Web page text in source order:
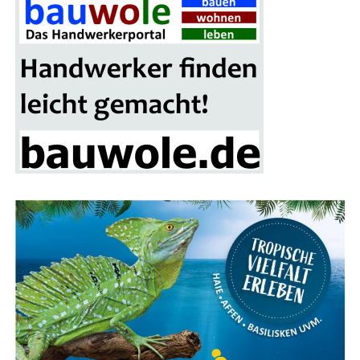
Auf­wen­dun­gen abde­cken. Hier­zu zäh­len Aus­ga­ben für
die Ein­rich­tung und Unter­hal­tung eines oder meh­re­rer
Wahl­kreis­be­treu­ung. Aus der Kos­ten­pau­scha­le bestrei­
tet der Abge­ord­ne­te auch die Aus­ga­ben für die Zweit­
woh­nung am Sitz des Parlaments.
Die Pau­scha­le wird jähr­lich zum 1. Janu­ar an die Lebens­
hal­tungs­kos­ten ange­passt und liegt der­zeit bei
ten­ra­tes). Kos­ten, die dar­über hin­aus­ge­hen, kön­nen
nicht steu­er­lich abge­setzt wer­den, denn es gibt für den
Abge­ord­ne­ten kei­ne „Wer­bungs­kos­ten“. Der Gesetz­ge­
ber hat sich für die Kos­ten­pau­scha­le ent­schie­den, da
die­se dem in der Ver­fas­sung ver­an­ker­ten Grund­satz des
frei­en Man­dats am ehes­ten gerecht wird. Zudem ist eine
Pau­scha­le, die sich am Durch­schnitts­auf­wand ori­en­tiert,
im Ver­hält­nis aller Abge­ord­ne­ten unter­ein­an­der am